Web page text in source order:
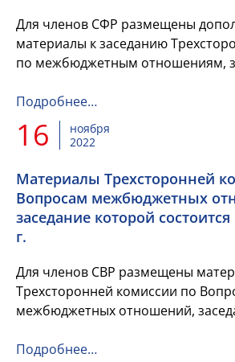
Для членов СФР размещены
материалы к заседанию
по межбюджетным отношениям,
Подробнее…
16
ноября
2022
Материалы Трехсторонней
Вопросам межбюджетных
заседание которой
г.
Для членов СВР размещены
Трехсторонней комиссии по
межбюджетных отношений,
Подробнее…